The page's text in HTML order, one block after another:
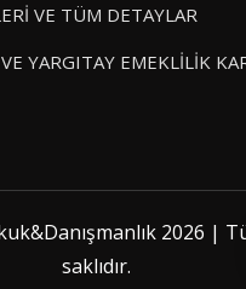
VE TÜM DETAYLAR
YARGITAY EMEKLİLİK
2026 |
saklıdır.